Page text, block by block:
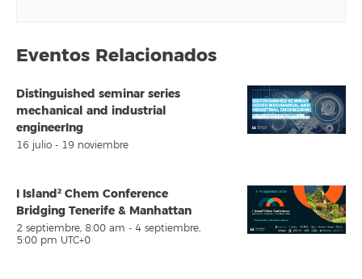
Eventos Relacionados
Distinguished seminar series
mechanical and industrial
engineerIng
16 julio - 19 noviembre
I Island² Chem Conference
Bridging Tenerife & Manhattan
2 septiembre, 8:00 am - 4 septiembre,
5:00 pm UTC+0